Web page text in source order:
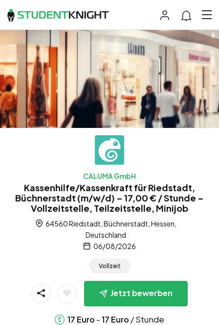
CALUMA GmbH
Kassenhilfe/Kassenkraft für Riedstadt,
Büchnerstadt (m/w/d) – 17,00 € / Stunde –
Vollzeitstelle, Teilzeitstelle, Minijob
64560 Riedstadt, Büchnerstadt, Hessen,
Deutschland
06/08/2026
Vollzeit
Jetzt bewerben
17 Euro -17 Euro / Stunde